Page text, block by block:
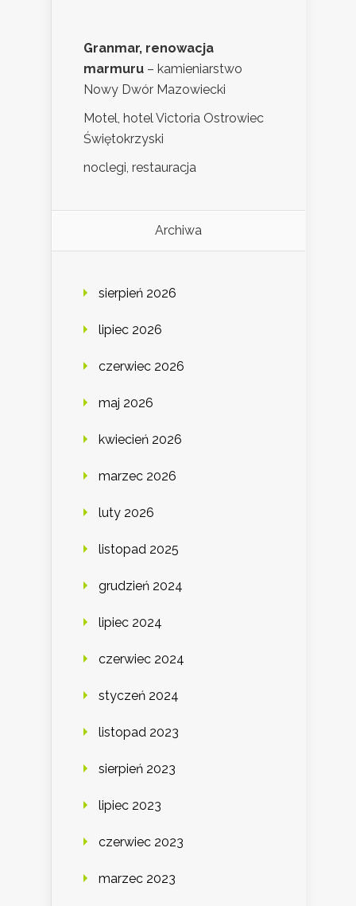
Granmar, renowacja
marmuru – kamieniarstwo
Nowy Dwór Mazowiecki
Motel, hotel Victoria Ostrowiec
Świętokrzyski
noclegi, restauracja
Archiwa
sierpień 2026
lipiec 2026
czerwiec 2026
maj 2026
kwiecień 2026
marzec 2026
luty 2026
listopad 2025
grudzień 2024
lipiec 2024
czerwiec 2024
styczeń 2024
listopad 2023
sierpień 2023
lipiec 2023
czerwiec 2023
marzec 2023